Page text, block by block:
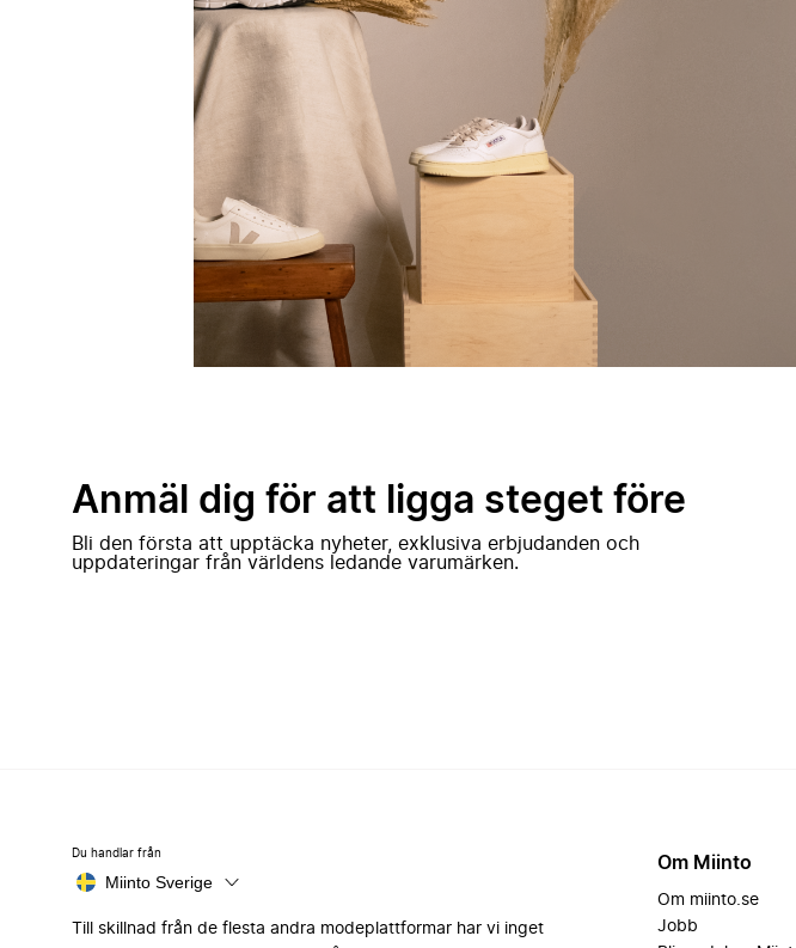
Anmäl dig för att ligga steget före
Bli den första att upptäcka nyheter, exklusiva erbjudanden och
uppdateringar från världens ledande varumärken.
Du handlar från
Miinto Sverige
Till skillnad från de flesta andra modeplattformar har vi inget
Om Miinto
Om miinto.se
Jobb